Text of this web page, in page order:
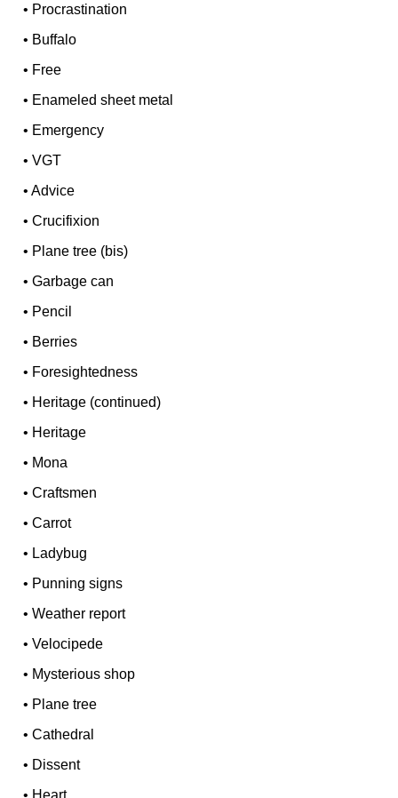
• Procrastination
• Buffalo
• Free
• Enameled sheet metal
• Emergency
•VGT
•Advice
•Crucifixion
• Plane tree (bis)
•Garbage can
• Pencil
• Berries
• Foresightedness
• Heritage (continued)
• Heritage
• Mona
•Craftsmen
•Carrot
• Ladybug
• Punning signs
•Weather report
•Velocipede
• Mysterious shop
• Plane tree
•Cathedral
• Dissent